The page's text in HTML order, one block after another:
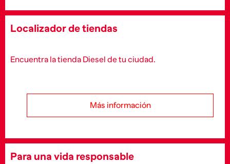
Localizador de tiendas
Encuentra la tienda Diesel de tu ciudad.
Más información
Para una vida responsable